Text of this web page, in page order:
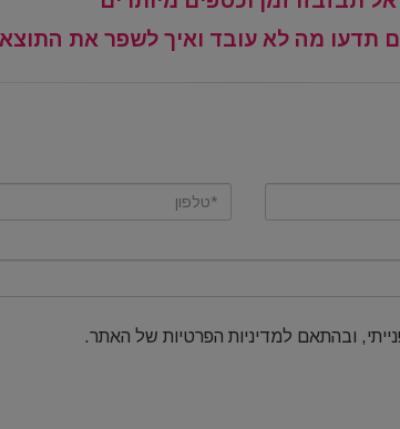
דעו מה לא עובד ואיך לשפר את
ובהתאם למדיניות הפרטיות של האתר.